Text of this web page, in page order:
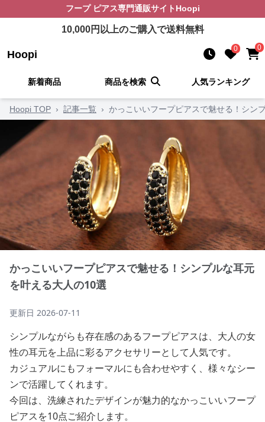
フープ ピアス専門通販サイト Hoopi
10,000円以上のご購入で送料無料
Hoopi 0 0
新着商品 商品を検索 人気ランキング
Hoopi TOP › 記事一覧 › かっこいいフープピアスで魅せる！シン
かっこいいフープピアスで魅せる！シンプルな耳元
を叶える大人の10選
更新日 2026-07-11
シンプルながらも存在感のあるフープピアスは、大人の女
性の耳元を上品に彩るアクセサリーとして人気です。
カジュアルにもフォーマルにも合わせやすく、様々なシー
ンで活躍してくれます。
今回は、洗練されたデザインが魅力的なかっこいいフープ
ピアスを10点ご紹介します。